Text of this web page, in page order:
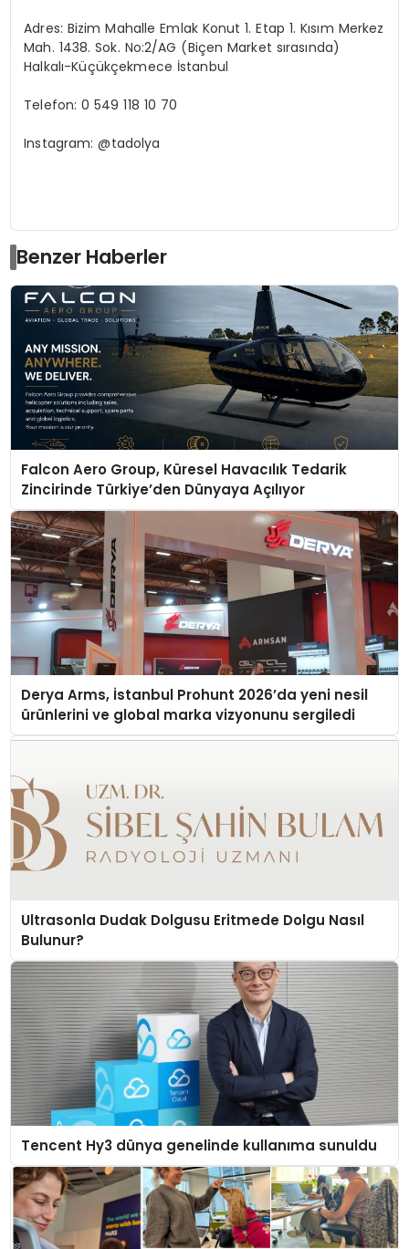
Adres: Bizim Mahalle Emlak Konut 1. Etap 1. Kısım Merkez
Mah. 1438. Sok. No:2/AG (Biçen Market sırasında)
Halkalı-Küçükçekmece İstanbul
Telefon: 0 549 118 10 70
Instagram: @tadolya
Benzer Haberler
Falcon Aero Group, Küresel Havacılık Tedarik
Zincirinde Türkiye’den Dünyaya Açılıyor
Derya Arms, İstanbul Prohunt 2026’da yeni nesil
ürünlerini ve global marka vizyonunu sergiledi
Ultrasonla Dudak Dolgusu Eritmede Dolgu Nasıl
Bulunur?
Tencent Hy3 dünya genelinde kullanıma sunuldu